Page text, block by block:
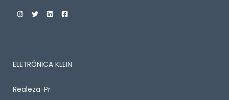
ELETRÔNICA KLEIN
Realeza-Pr